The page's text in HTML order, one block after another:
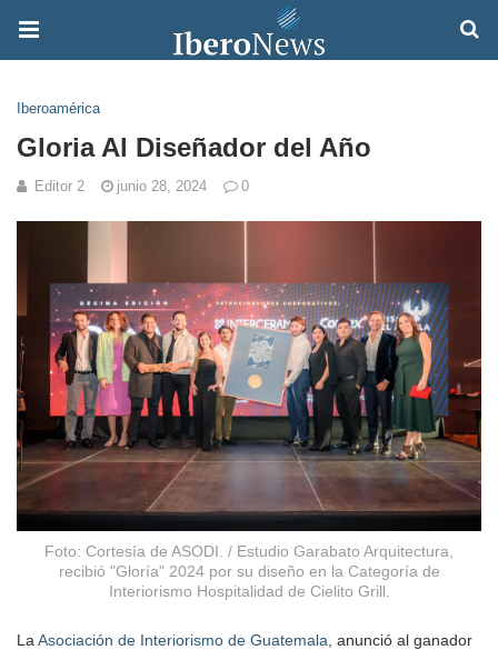
Iberoamérica
Gloria Al Diseñador del Año
Editor 2 junio 28, 2024 0
Foto: Cortesía de ASODI. / Estudio Garabato Arquitectura,
recibió "Gloría" 2024 por su diseño en la Categoría de
Interiorismo Hospitalidad de Cielito Grill.
La Asociación de Interiorismo de Guatemala , anunció al ganador